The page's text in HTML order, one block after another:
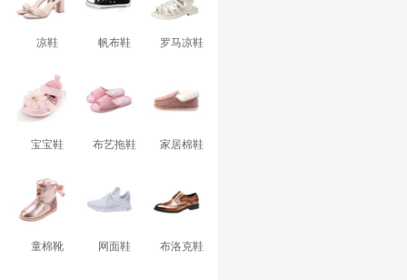
凉鞋 帆布鞋 罗马凉鞋
宝宝鞋 布艺拖鞋 家居棉鞋
童棉靴 网面鞋 布洛克鞋